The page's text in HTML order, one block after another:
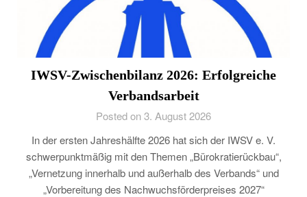
IWSV-Zwischenbilanz 2026: Erfolgreiche
Verbandsarbeit
Posted on 3. August 2026
In der ersten Jahreshälfte 2026 hat sich der IWSV e. V.
schwerpunktmäßig mit den Themen „Bürokratierückbau“,
„Vernetzung innerhalb und außerhalb des Verbands“ und
„Vorbereitung des Nachwuchsförderpreises 2027“